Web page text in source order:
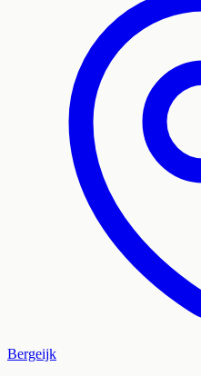
Bergeijk